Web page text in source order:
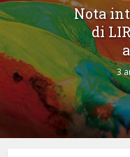
Nota
di
3